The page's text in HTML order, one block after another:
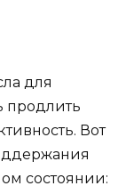
для
продлить
Вот
состоянии: